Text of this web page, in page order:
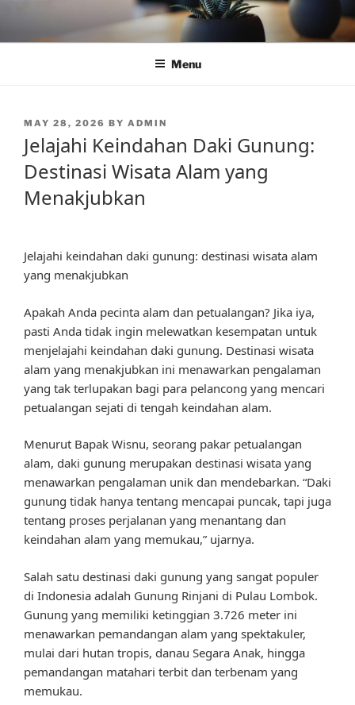
content
Menu
POSTED
MAY 28, 2026 BY ADMIN
Jelajahi Keindahan Daki Gunung:
Destinasi Wisata Alam yang
Menakjubkan
Jelajahi keindahan daki gunung: destinasi wisata alam
yang menakjubkan
Apakah Anda pecinta alam dan petualangan? Jika iya,
pasti Anda tidak ingin melewatkan kesempatan untuk
menjelajahi keindahan daki gunung. Destinasi wisata
alam yang menakjubkan ini menawarkan pengalaman
yang tak terlupakan bagi para pelancong yang mencari
petualangan sejati di tengah keindahan alam.
Menurut Bapak Wisnu, seorang pakar petualangan
alam, daki gunung merupakan destinasi wisata yang
menawarkan pengalaman unik dan mendebarkan. “Daki
gunung tidak hanya tentang mencapai puncak, tapi juga
tentang proses perjalanan yang menantang dan
keindahan alam yang memukau,” ujarnya.
Salah satu destinasi daki gunung yang sangat populer
di Indonesia adalah Gunung Rinjani di Pulau Lombok.
Gunung yang memiliki ketinggian 3.726 meter ini
menawarkan pemandangan alam yang spektakuler,
mulai dari hutan tropis, danau Segara Anak, hingga
pemandangan matahari terbit dan terbenam yang
memukau.